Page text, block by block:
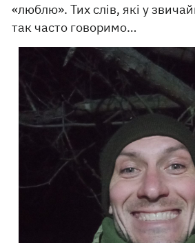
«люблю». Тих слів, які у
так часто говоримо…